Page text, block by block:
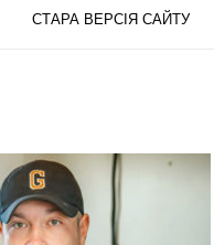
СТАРА ВЕРСІЯ САЙТУ